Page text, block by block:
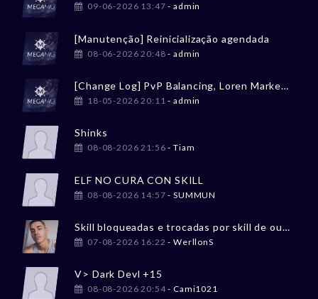
09-06-2026 13:47 - admin
[Manutenção] Reinicialização agendada
08-06-2026 20:48 - admin
[Change Log] PvP Balancing, Loren Market, Tesouro Perdido
18-05-2026 20:11 - admin
Shinks
08-08-2026 21:56 - Tiam
ELF NO CURA CON SKILL
08-08-2026 14:57 - SUMMUN
Skill bloqueadas e trocadas por skill de outro char
07-08-2026 16:22 - WerllonS
V> Dark Devl +15
08-08-2026 20:54- Cami1021